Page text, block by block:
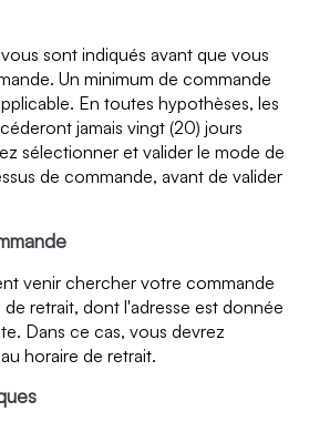
sont indiqués avant que vous
Un minimum de commande
En toutes hypothèses, les
jamais vingt (20) jours
sélectionner et valider le mode de
de commande, avant de valider
venir chercher votre commande
retrait, dont l'adresse est donnée
Dans ce cas, vous devrez
horaire de retrait.